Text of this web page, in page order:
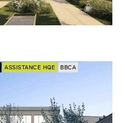
ASSISTANCE HQE
BBCA